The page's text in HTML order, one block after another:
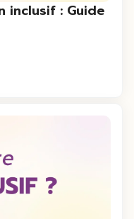
inclusif : Guide